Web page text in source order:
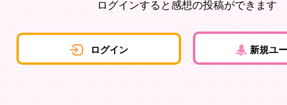
ログインすると感想の投稿ができます
ログイン 新規ユ